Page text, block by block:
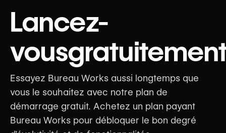
Lancez-
vous
Essayez Bureau Works aussi longtemps que
vous le souhaitez avec notre plan de
démarrage gratuit. Achetez un plan payant
Bureau Works pour débloquer le bon degré